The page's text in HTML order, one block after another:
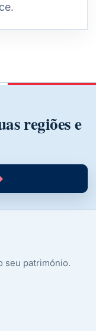
regiões e
seu património.